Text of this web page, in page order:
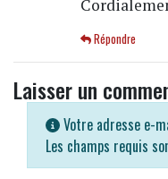
Répondre
Laisser un
Votre adresse e-
Les champs requis